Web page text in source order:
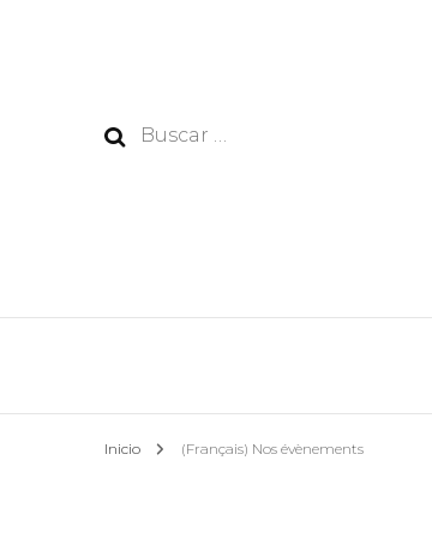
Buscar:
Inicio (Français) Nos évènements